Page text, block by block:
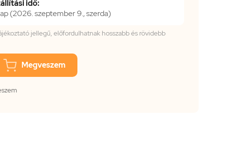
idő:
(2026. szeptember 9., szerda)
jellegű, előfordulhatnak hosszabb és rövidebb
Megveszem